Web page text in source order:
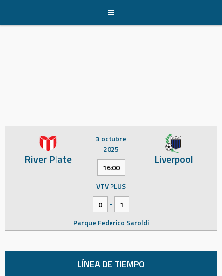
content
River Plate Liverpool
3 octubre
2025
16:00
VTV PLUS
0
-
1
Parque Federico Saroldi
LÍNEA DE TIEMPO